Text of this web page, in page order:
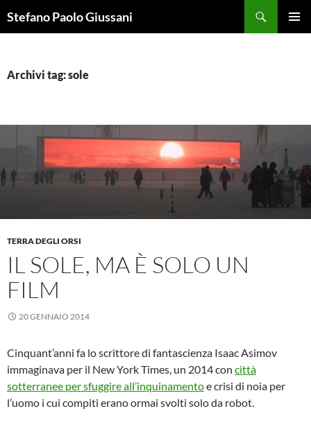
alStefano Paolo Giussani
Archivi tag: sole
TERRA DEGLI ORSI
IL SOLE, MA È SOLO UN
FILM
20 GENNAIO 2014
Cinquant’anni fa lo scrittore di fantascienza Isaac Asimov
immaginava per il New York Times, un 2014 con città
sotterranee per sfuggire all’inquinamentoe crisi di noia per
l’uomo i cui compiti erano ormai svolti solo da robot.